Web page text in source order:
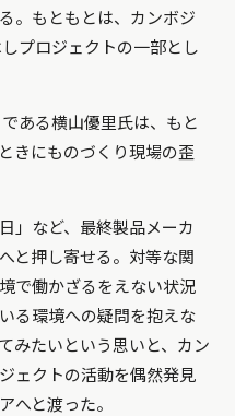
。もともとは、カンボジ
プロジェクトの一部とし
ある横山優里氏は、もと
きにものづくり現場の歪
」など、最終製品メーカ
と押し寄せる。対等な関
で働かざるをえない状況
る環境への疑問を抱えな
みたいという思いと、カン
ェクトの活動を偶然発見
へと渡った。